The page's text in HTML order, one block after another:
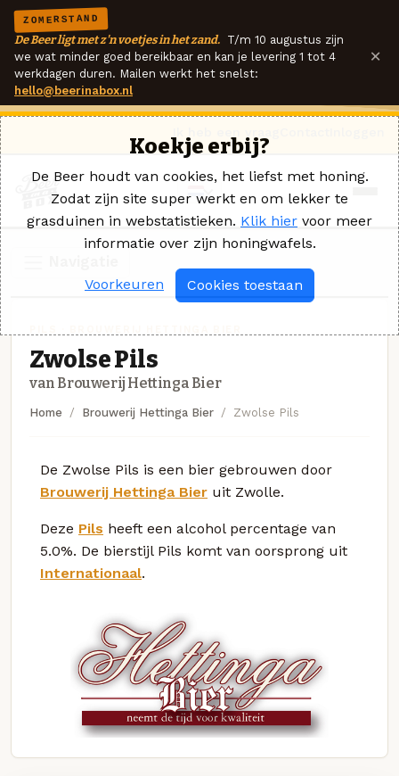
ZOMERSTAND
De Beer ligt met z'n voetjes in het zand. T/m 10 augustus zijn
we wat minder goed bereikbaar en kan je levering 1 tot 4
werkdagen duren. Mailen werkt het snelst:
hello@beerinabox.nl
×
Zwolse Pils
van Brouwerij Hettinga Bier
Home Brouwerij Hettinga Bier Zwolse Pils
De Zwolse Pils is een bier gebrouwen door
Brouwerij Hettinga Bier uit Zwolle.
Deze Pils heeft een alcohol percentage van
5.0%. De bierstijl Pils komt van oorsprong uit
Internationaal.
Koekje erbij?
De Beer houdt van cookies, het liefst met honing.
Zodat zijn site super werkt en om lekker te
grasduinen in webstatistieken. Klik hier voor meer
informatie over zijn honingwafels.
Voorkeuren Cookies toestaan